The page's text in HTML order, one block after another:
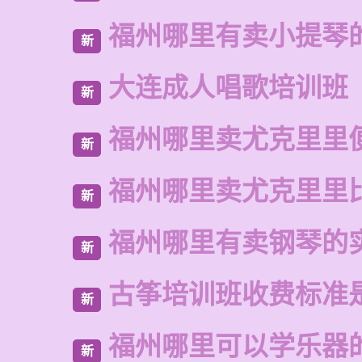
新 福州哪里有卖小提琴
新 大连成人唱歌培训班
新 福州哪里卖尤克里里
新 福州哪里卖尤克里里
新 福州哪里有卖钢琴的
新 古筝培训班收费标准
新 福州哪里可以学乐器